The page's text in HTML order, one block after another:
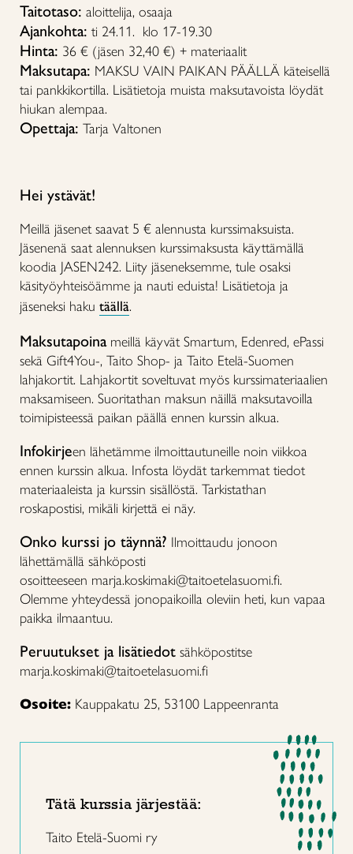
Taitotaso: aloittelija, osaaja
Ajankohta: ti 24.11. klo 17-19.30
Hinta: 36 € (jäsen 32,40 €) + materiaalit
Maksutapa: MAKSU VAIN PAIKAN PÄÄLLÄ käteisellä
tai pankkikortilla. Lisätietoja muista maksutavoista löydät
hiukan alempaa.
Opettaja: Tarja Valtonen
Hei ystävät!
Meillä jäsenet saavat 5 € alennusta kurssimaksuista.
Jäsenenä saat alennuksen kurssimaksusta käyttämällä
koodia JASEN242. Liity jäseneksemme, tule osaksi
käsityöyhteisöämme ja nauti eduista! Lisätietoja ja
jäseneksi haku täällä.
Maksutapoinameillä käyvät Smartum, Edenred, ePassi
sekä Gift4You-, Taito Shop- ja Taito Etelä-Suomen
lahjakortit. Lahjakortit soveltuvat myös kurssimateriaalien
maksamiseen. Suoritathan maksun näillä maksutavoilla
toimipisteessä paikan päällä ennen kurssin alkua.
Infokirjeen lähetämme ilmoittautuneille noin viikkoa
ennen kurssin alkua. Infosta löydät tarkemmat tiedot
materiaaleista ja kurssin sisällöstä. Tarkistathan
roskapostisi, mikäli kirjettä ei näy.
Onko kurssi jo täynnä? Ilmoittaudu jonoon
lähettämällä sähköposti
osoitteeseen marja.koskimaki@taitoetelasuomi.fi.
Olemme yhteydessä jonopaikoilla oleviin heti, kun vapaa
paikka ilmaantuu.
Peruutukset ja lisätiedot sähköpostitse
marja.koskimaki@taitoetelasuomi.fi
Osoite: Kauppakatu 25, 53100 Lappeenranta
Tätä kurssia järjestää:
Taito Etelä-Suomi ry